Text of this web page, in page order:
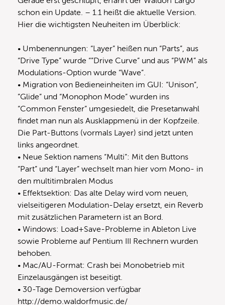
schon ein Update. – 1.1 heißt die aktuelle Version.
Hier die wichtigsten Neuheiten im Überblick:
• Umbenennungen: “Layer” heißen nun “Parts”, aus
“Drive Type” wurde “”Drive Curve” und aus “PWM” als
Modulations-Option wurde “Wave”.
• Migration von Bedieneinheiten im GUI: “Unison”,
”Glide” und “Monophon Mode” wurden ins
“Common Fenster” umgesiedelt, die Presetanwahl
findet man nun als Ausklappmenü in der Kopfzeile.
Die Part-Buttons (vormals Layer) sind jetzt unten
links angeordnet.
• Neue Sektion namens “Multi”: Mit den Buttons
“Part” und “Layer” wechselt man hier vom Mono- in
den multitimbralen Modus
• Effektsektion: Das alte Delay wird vom neuen,
vielseitigeren Modulation-Delay ersetzt, ein Reverb
mit zusätzlichen Parametern ist an Bord.
• Windows: Load+Save-Probleme in Ableton Live
sowie Probleme auf Pentium III Rechnern wurden
behoben.
• Mac/AU-Format: Crash bei Monobetrieb mit
Einzelausgängen ist beseitigt.
• 30-Tage Demoversion verfügbar
http://demo.waldorfmusic.de/